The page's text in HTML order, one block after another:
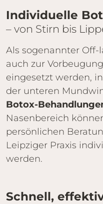
Individuelle
– von Stirn bis
Als sogenannter Off-
auch zur
eingesetzt werden,
der unteren
Botox-
Nasenbereich
persönlichen
Leipziger Praxis
werden.
Schnell,